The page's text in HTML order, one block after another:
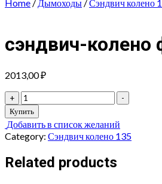
Home / Дымоходы /Сэндвич колено
сэндвич-колено
2013,00₽
+
сэндвич-
колено
ф115х200
угол
135*
(430/0,5мм
+
-
Купить
Добавить в список желаний
Category: Сэндвич колено 135
Related products